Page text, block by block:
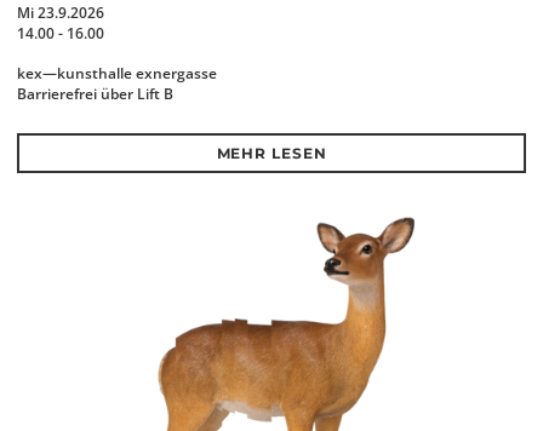
Mi 23.9.2026
14.00 - 16.00
kex—kunsthalle exnergasse
Barrierefrei über Lift B
MEHR LESEN